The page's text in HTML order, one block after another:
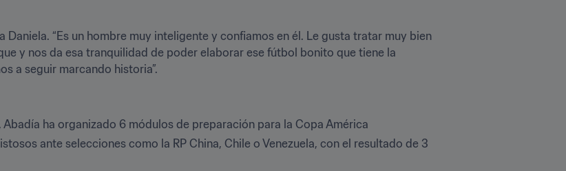
Daniela. “Es un hombre muy inteligente y confiamos en él. Le gusta tratar muy bien
y nos da esa tranquilidad de poder elaborar ese fútbol bonito que tiene la
a seguir marcando historia”.
ha organizado 6 módulos de preparación para la Copa América
ante selecciones como la RP China, Chile o Venezuela, con el resultado de 3